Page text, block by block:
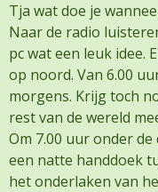
Tja wat doe je
Naar de radio
pc wat een leuk idee.
op noord. Van 6.00
morgens. Krijg toch
rest van de wereld
Om 7.00 uur onder
een natte handdoek
het onderlaken van